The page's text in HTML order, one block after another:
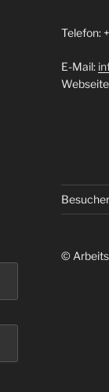
Telefon:
E-Mail:
©